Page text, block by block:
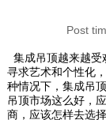
Post
集成吊顶越来越受
寻求艺术和个性化
种情况下，集成吊
吊顶市场这么好，
商，应该怎样去选